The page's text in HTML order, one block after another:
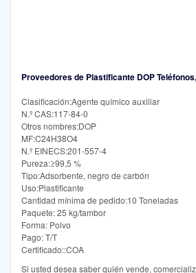
Proveedores de Plastificante DOP
Clasificación:Agente químico auxiliar
N.º CAS:117-84-0
Otros nombres:DOP
MF:C24H38O4
N.º EINECS:201-557-4
Pureza:≥99,5 %
Tipo:Adsorbente, negro de carbón
Uso:Plastificante
Cantidad mínima de pedido:10 Toneladas
Paquete: 25 kg/tambor
Forma: Polvo
Pago: T/T
Certificado::COA
Si usted desea saber quién vende,